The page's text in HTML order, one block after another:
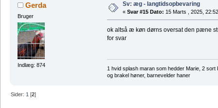
Gerda
Bruger
Indlæg: 874
Sv: æg - langtidsopbevaring
« Svar #15 Dato: 15 Marts , 2025,
ok altså æ køn dørns oversat den pæne
for svar
1 hvid splash maran som hedder Marie, 2
og brakel høner, barnevelder haner
Sider: 1 [2]